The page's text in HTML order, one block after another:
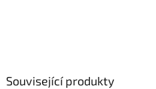
Související produkty